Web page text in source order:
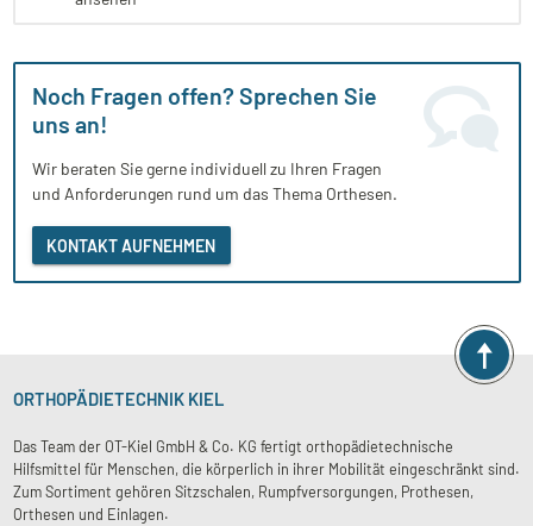
Noch Fragen offen? Sprechen Sie
uns an!
Wir beraten Sie gerne individuell zu Ihren Fragen
und Anforderungen rund um das Thema Orthesen.
KONTAKT AUFNEHMEN
ORTHOPÄDIETECHNIK KIEL
Das Team der OT-Kiel GmbH & Co. KG fertigt orthopädietechnische
Hilfsmittel für Menschen, die körperlich in ihrer Mobilität eingeschränkt sind.
Zum Sortiment gehören Sitzschalen, Rumpfversorgungen, Prothesen,
Orthesen und Einlagen.